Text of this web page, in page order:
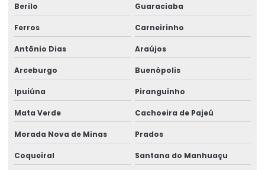
Berilo Guaraciaba
Ferros Carneirinho
Antônio Dias Araújos
Arceburgo Buenópolis
Ipuiúna Piranguinho
Mata Verde Cachoeira de Pajeú
Morada Nova de Minas Prados
Coqueiral Santana do Manhuaçu